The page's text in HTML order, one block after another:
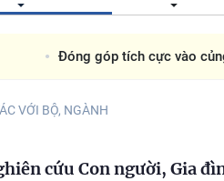
Đóng góp tích cực vào củng
VỚI BỘ, NGÀNH
cứu Con người, Gia